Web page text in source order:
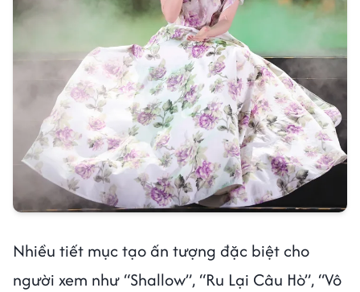
Nhiều tiết mục tạo ấn tượng đặc biệt cho
người xem như “Shallow”, “Ru Lại Câu Hò”, “Vô